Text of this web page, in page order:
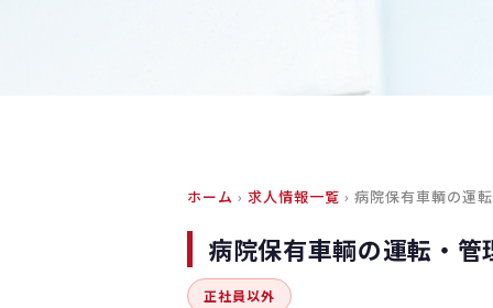
ホーム › 求人情報一覧 › 病院保有車輌の運
病院保有車輌の運転・
正社員以外